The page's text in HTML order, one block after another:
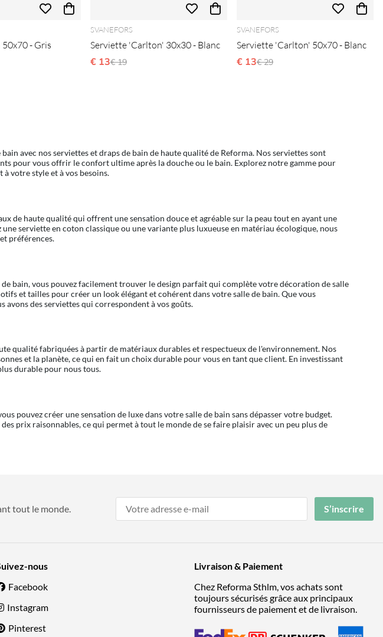
- Gris
SVANEFORS
Serviette 'Carlton' 30x30 - Blanc
€ 13Prix régulier:
€ 19
SVANEFORS
Serviette 'Carlton' 50x70 - Blanc
€ 13Prix régulier:
€ 29
avec nos serviettes et draps de bain de haute qualité de Reforma. Nos serviettes sont
pour vous offrir le confort ultime après la douche ou le bain. Explorez notre gamme pour
votre style et à vos besoins.
de haute qualité qui offrent une sensation douce et agréable sur la peau tout en ayant une
serviette en coton classique ou une variante plus luxueuse en matériau écologique, nous
préférences.
bain, vous pouvez facilement trouver le design parfait qui complète votre décoration de salle
et tailles pour créer un look élégant et cohérent dans votre salle de bain. Que vous
des serviettes qui correspondent à vos goûts.
qualité fabriquées à partir de matériaux durables et respectueux de l'environnement. Nos
et la planète, ce qui en fait un choix durable pour vous en tant que client. En investissant
durable pour nous tous.
pouvez créer une sensation de luxe dans votre salle de bain sans dépasser votre budget.
prix raisonnables, ce qui permet à tout le monde de se faire plaisir avec un peu plus de
tout le monde. S’inscrire
nous
Facebook
Instagram
Pinterest
Livraison & Paiement
Chez Reforma Sthlm, vos achats sont
toujours sécurisés grâce aux principaux
fournisseurs de paiement et de livraison.